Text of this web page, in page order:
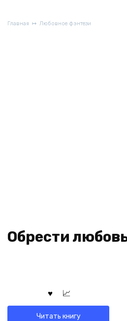
Главная Любовное фэнтези
Обрести
Читать книгу